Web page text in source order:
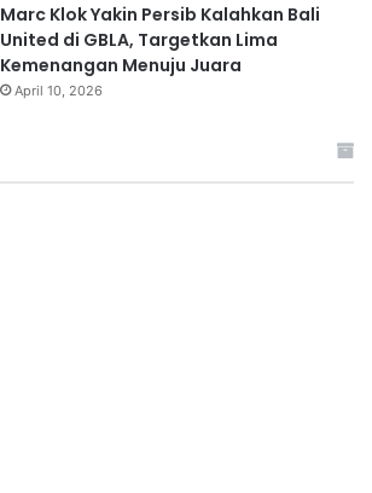
Marc Klok Yakin Persib Kalahkan Bali
United di GBLA, Targetkan Lima
Kemenangan Menuju Juara
April 10, 2026